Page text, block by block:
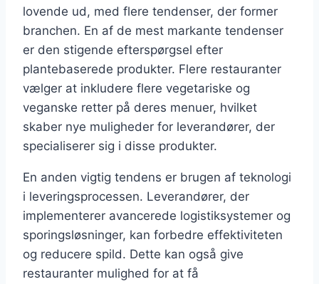
lovende ud, med flere tendenser, der former
branchen. En af de mest markante tendenser
er den stigende efterspørgsel efter
plantebaserede produkter. Flere restauranter
vælger at inkludere flere vegetariske og
veganske retter på deres menuer, hvilket
skaber nye muligheder for leverandører, der
specialiserer sig i disse produkter.
En anden vigtig tendens er brugen af teknologi
i leveringsprocessen. Leverandører, der
implementerer avancerede logistiksystemer og
sporingsløsninger, kan forbedre effektiviteten
og reducere spild. Dette kan også give
restauranter mulighed for at få